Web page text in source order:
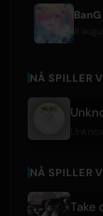
NÅ SPILLER
NÅ SPILLER
Take